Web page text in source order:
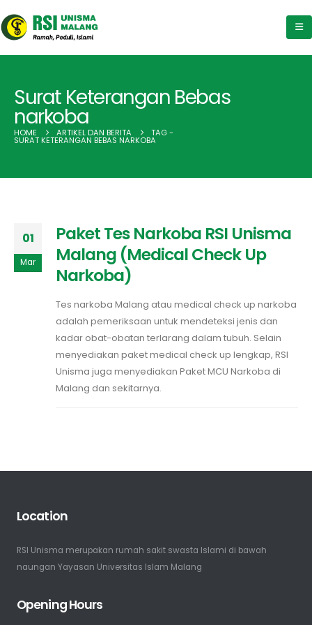
Surat Keterangan Bebas
narkoba
HOME ARTIKEL DAN BERITA TAG -
SURAT KETERANGAN BEBAS NARKOBA
01
Mar
Paket Tes Narkoba RSI Unisma
Malang (Medical Check Up
Narkoba)
Tes narkoba Malang atau medical check up narkoba
adalah pemeriksaan untuk mendeteksi jenis dan
kadar obat-obatan terlarang dalam tubuh. Selain
menyediakan paket medical check up lengkap, RSI
Unisma juga menyediakan Paket MCU Narkoba di
Malang dan sekitarnya.
Location
RSI Unisma merupakan rumah sakit swasta Islami di bawah
naungan Yayasan Universitas Islam Malang
Opening Hours